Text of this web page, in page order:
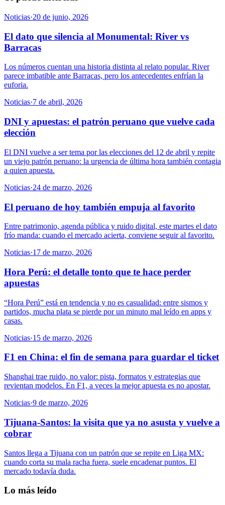
Noticias·20 de junio, 2026
El dato que silencia al Monumental: River vs
Barracas
Los números cuentan una historia distinta al relato popular. River
parece imbatible ante Barracas, pero los antecedentes enfrían la
euforia.
Noticias·7 de abril, 2026
DNI y apuestas: el patrón peruano que vuelve cada
elección
El DNI vuelve a ser tema por las elecciones del 12 de abril y repite
un viejo patrón peruano: la urgencia de última hora también contagia
a quien apuesta.
Noticias·24 de marzo, 2026
El peruano de hoy también empuja al favorito
Entre patrimonio, agenda pública y ruido digital, este martes el dato
frío manda: cuando el mercado acierta, conviene seguir al favorito.
Noticias·17 de marzo, 2026
Hora Perú: el detalle tonto que te hace perder
apuestas
“Hora Perú” está en tendencia y no es casualidad: entre sismos y
partidos, mucha plata se pierde por un minuto mal leído en apps y
casas.
Noticias·15 de marzo, 2026
F1 en China: el fin de semana para guardar el ticket
Shanghai trae ruido, no valor: pista, formatos y estrategias que
revientan modelos. En F1, a veces la mejor apuesta es no apostar.
Noticias·9 de marzo, 2026
Tijuana-Santos: la visita que ya no asusta y vuelve a
cobrar
Santos llega a Tijuana con un patrón que se repite en Liga MX:
cuando corta su mala racha fuera, suele encadenar puntos. El
mercado todavía duda.
Lo más leído